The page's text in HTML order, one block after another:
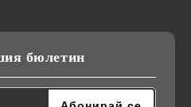
бюлетин